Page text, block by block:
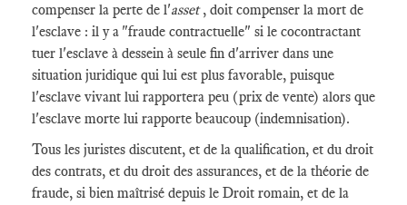
compenser la perte de l'asset, doit compenser la mort de
l'esclave : il y a "fraude contractuelle" si le cocontractant
tuer l'esclave à dessein à seule fin d'arriver dans une
situation juridique qui lui est plus favorable, puisque
l'esclave vivant lui rapportera peu (prix de vente) alors que
l'esclave morte lui rapporte beaucoup (indemnisation).
Tous les juristes discutent, et de la qualification, et du droit
des contrats, et du droit des assurances, et de la théorie de
fraude, si bien maîtrisé depuis le Droit romain, et de la